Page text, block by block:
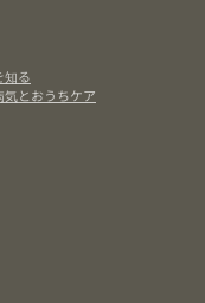
知る
気とおうちケア